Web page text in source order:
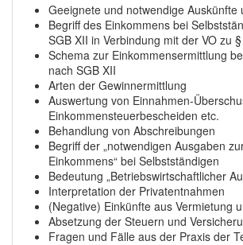
Geeignete und notwendige Auskünfte
Begriff des Einkommens bei
SGB XII in Verbindung mit der VO zu
Schema zur Einkommensermittlung
nach SGB XII
Arten der Gewinnermittlung
Auswertung von Einnahmen-
Einkommensteuerbescheiden etc.
Behandlung von Abschreibungen
Begriff der „notwendigen Ausgaben
Einkommens“ bei Selbstständigen
Bedeutung „Betriebswirtschaftlicher
Interpretation der Privatentnahmen
(Negative) Einkünfte aus Vermietung
Absetzung der Steuern und
Fragen und Fälle aus der Praxis der